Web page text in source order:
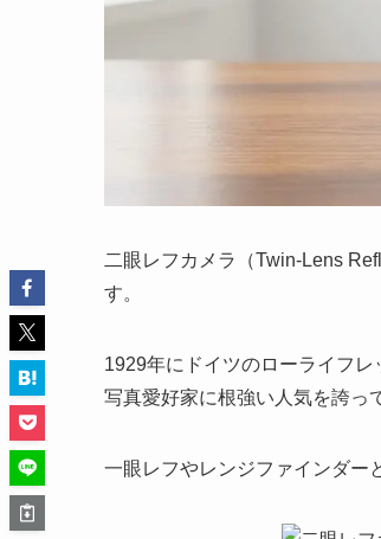
二眼レフカメラ（Twin-Lens
す。
1929年にドイツのローライフ
写真愛好家に根強い人気を誇っ
一眼レフやレンジファインダー